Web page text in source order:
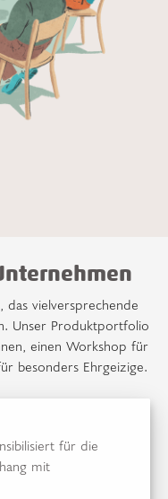
vielversprechende
Unser Produktportfolio
einen Workshop für
besonders Ehrgeizige.
für die
mit